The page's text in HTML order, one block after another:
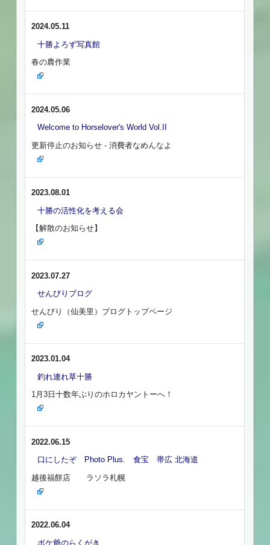
2024.05.11
十勝よろず写真館
春の農作業
2024.05.06
Welcome to Horselover's World Vol.II
更新停止のお知らせ - 消費者なめんなよ
2023.08.01
十勝の活性化を考える会
【解散のお知らせ】
2023.07.27
せんびりブログ
せんびり（仙美里）ブログトップページ
2023.01.04
釣れ連れ草十勝
1月3日十数年ぶりのホロカヤントーへ！
2022.06.15
口にしたぞ Photo Plus. 食宝 帯広 北海道
越後福餅店 ラソラ札幌
2022.06.04
ボケ爺のらくがき